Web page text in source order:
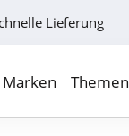
Lieferung
Marken Themen